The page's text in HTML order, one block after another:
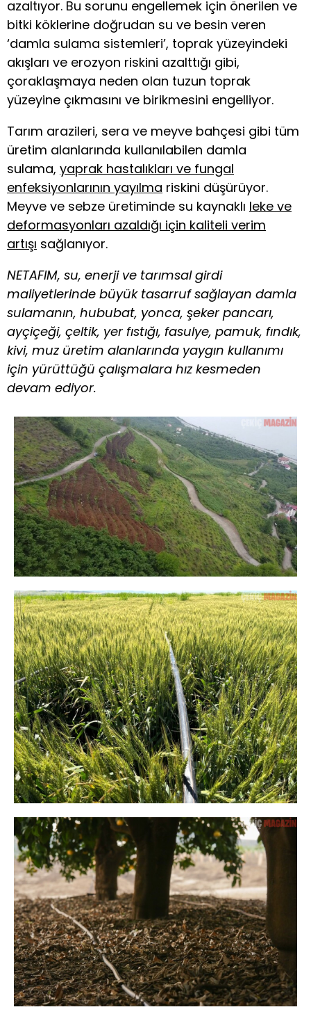
azaltıyor. Bu sorunu engellemek için önerilen ve
bitki köklerine doğrudan su ve besin veren
‘damla sulama sistemleri’, toprak yüzeyindeki
akışları ve erozyon riskini azalttığı gibi,
çoraklaşmaya neden olan tuzun toprak
yüzeyine çıkmasını ve birikmesini engelliyor.
Tarım arazileri, sera ve meyve bahçesi gibi tüm
üretim alanlarında kullanılabilen damla
sulama, yaprak hastalıkları ve fungal
enfeksiyonlarının yayılma riskini düşürüyor.
Meyve ve sebze üretiminde su kaynaklı leke ve
deformasyonları azaldığı için kaliteli verim
artışı sağlanıyor.
NETAFIM, su, enerji ve tarımsal girdi
maliyetlerinde büyük tasarruf sağlayan damla
sulamanın, hububat, yonca, şeker pancarı,
ayçiçeği, çeltik, yer fıstığı, fasulye, pamuk, fındık,
kivi, muz üretim alanlarında yaygın kullanımı
için yürüttüğü çalışmalara hız kesmeden
devam ediyor.